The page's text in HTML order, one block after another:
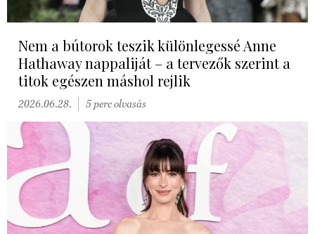
Nem a bútorok teszik különlegessé Anne
Hathaway nappaliját – a tervezők szerint a
titok egészen máshol rejlik
2026.06.28. 5 perc olvasás